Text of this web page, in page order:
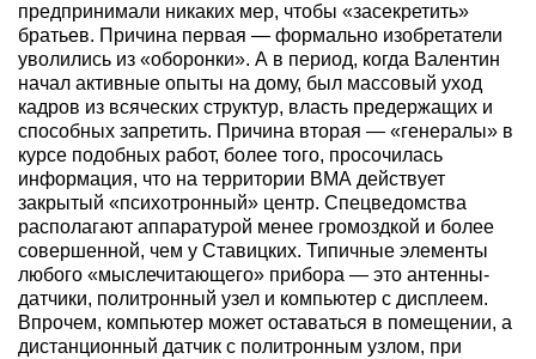
предпринимали никаких мер, чтобы «засекретить»
братьев. Причина первая — формально изобретатели
уволились из «оборонки». А в период, когда Валентин
начал активные опыты на дому, был массовый уход
кадров из всяческих структур, власть предержащих и
способных запретить. Причина вторая — «генералы» в
курсе подобных работ, более того, просочилась
информация, что на территории ВМА действует
закрытый «психотронный» центр. Спецведомства
располагают аппаратурой менее громоздкой и более
совершенной, чем у Ставицких. Типичные элементы
любого «мыслечитающего» прибора — это антенны-
датчики, политронный узел и компьютер с дисплеем.
Впрочем, компьютер может оставаться в помещении, а
дистанционный датчик с политронным узлом, при